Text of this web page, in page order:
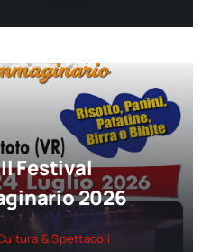
Festival
2026
& Spettacoli